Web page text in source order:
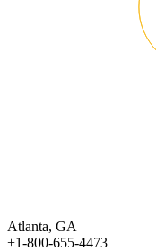
Atlanta, GA
+1-800-655-4473